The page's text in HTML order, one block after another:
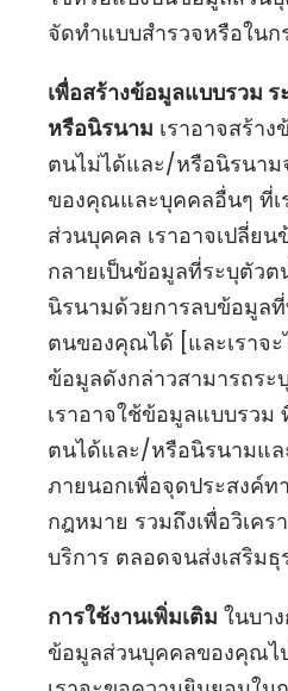
จัดทำแบบสำรวจหรือใน
เพื่อสร้างข้อมูลแบบรวม
หรือนิรนาม เราอาจสร้า
ตนไม่ได้และ/หรือนิรนา
ของคุณและบุคคลอื่นๆ ที่เ
ส่วนบุคคล เราอาจเปลี่ย
กลายเป็นข้อมูลที่ระบุตัว
นิรนามด้วยการลบข้อมูล
ตนของคุณได้ [และเราจ
ข้อมูลดังกล่าวสามารถร
เราอาจใช้ข้อมูลแบบรวม
ตนได้และ/หรือนิรนามแ
ภายนอกเพื่อจุดประสงค์ท
กฎหมาย รวมถึงเพื่อวิเคร
บริการ ตลอดจนส่งเสริมธุ
การใช้งานเพิ่มเติม ในบา
ข้อมูลส่วนบุคคลของคุณไ